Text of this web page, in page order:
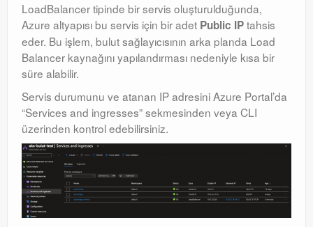
LoadBalancer tipinde bir servis oluşturulduğunda,
Azure altyapısı bu servis için bir adet Public IPtahsis
eder. Bu işlem, bulut sağlayıcısının arka planda Load
Balancer kaynağını yapılandırması nedeniyle kısa bir
süre alabilir.
Servis durumunu ve atanan IP adresini Azure Portal’da
“Services and ingresses” sekmesinden veya CLI
üzerinden kontrol edebilirsiniz.